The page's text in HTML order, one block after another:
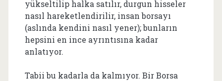
yükseltilip halka satılır, durgun hisseler
nasıl hareketlendirilir, insan borsayı
(aslında kendini nasıl yener); bunların
hepsini en ince ayrıntısına kadar
anlatıyor.
Tabii bu kadarla da kalmıyor. Bir Borsa